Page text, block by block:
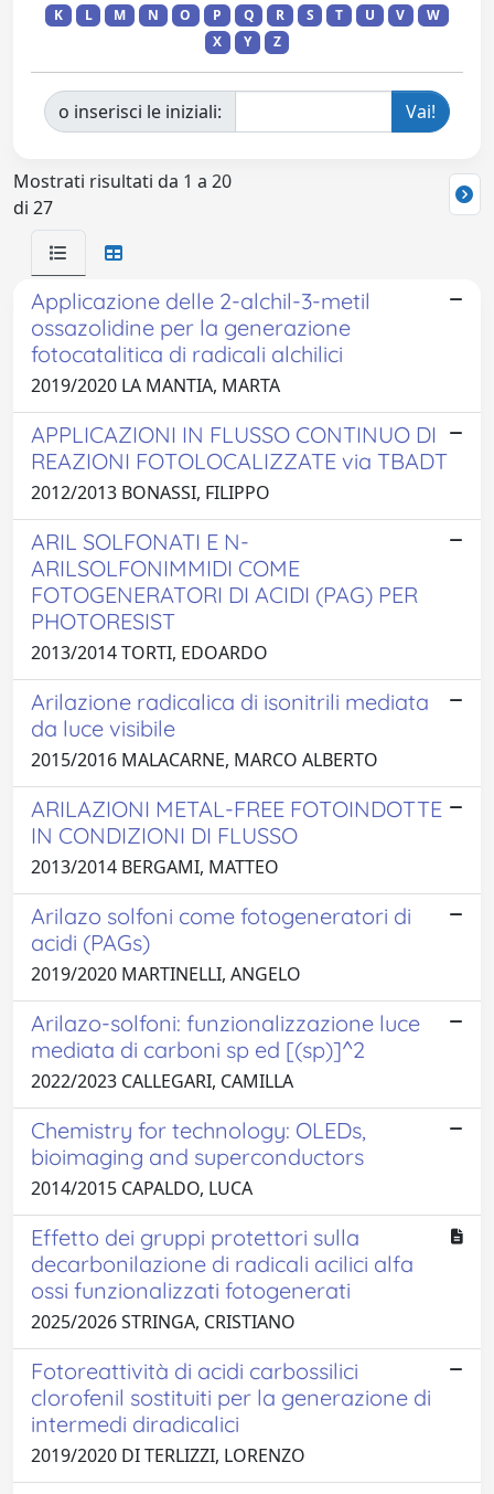
K
L M N O P Q R S T U V
W
X
Y Z
o inserisci le iniziali:
Mostrati risultati da 1 a 20
di 27
Applicazione delle 2-alchil-3-metil
ossazolidine per la generazione
fotocatalitica di radicali alchilici
2019/2020 LA MANTIA, MARTA
APPLICAZIONI IN FLUSSO CONTINUO DI
REAZIONI FOTOLOCALIZZATE via TBADT
2012/2013 BONASSI, FILIPPO
ARIL SOLFONATI E N-
ARILSOLFONIMMIDI COME
FOTOGENERATORI DI ACIDI (PAG) PER
PHOTORESIST
2013/2014 TORTI, EDOARDO
Arilazione radicalica di isonitrili mediata
da luce visibile
2015/2016 MALACARNE, MARCO ALBERTO
ARILAZIONI METAL-FREE FOTOINDOTTE
IN CONDIZIONI DI FLUSSO
2013/2014 BERGAMI, MATTEO
Arilazo solfoni come fotogeneratori di
acidi (PAGs)
2019/2020 MARTINELLI, ANGELO
Arilazo-solfoni: funzionalizzazione luce
mediata di carboni sp ed [(sp)]^2
2022/2023 CALLEGARI, CAMILLA
Chemistry for technology: OLEDs,
bioimaging and superconductors
2014/2015 CAPALDO, LUCA
Effetto dei gruppi protettori sulla
decarbonilazione di radicali acilici alfa
ossi funzionalizzati fotogenerati
2025/2026 STRINGA, CRISTIANO
Fotoreattività di acidi carbossilici
clorofenil sostituiti per la generazione di
intermedi diradicalici
2019/2020 DI TERLIZZI, LORENZO